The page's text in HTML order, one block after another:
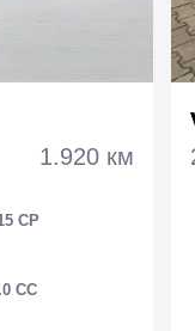
1.920 км
CP
CC